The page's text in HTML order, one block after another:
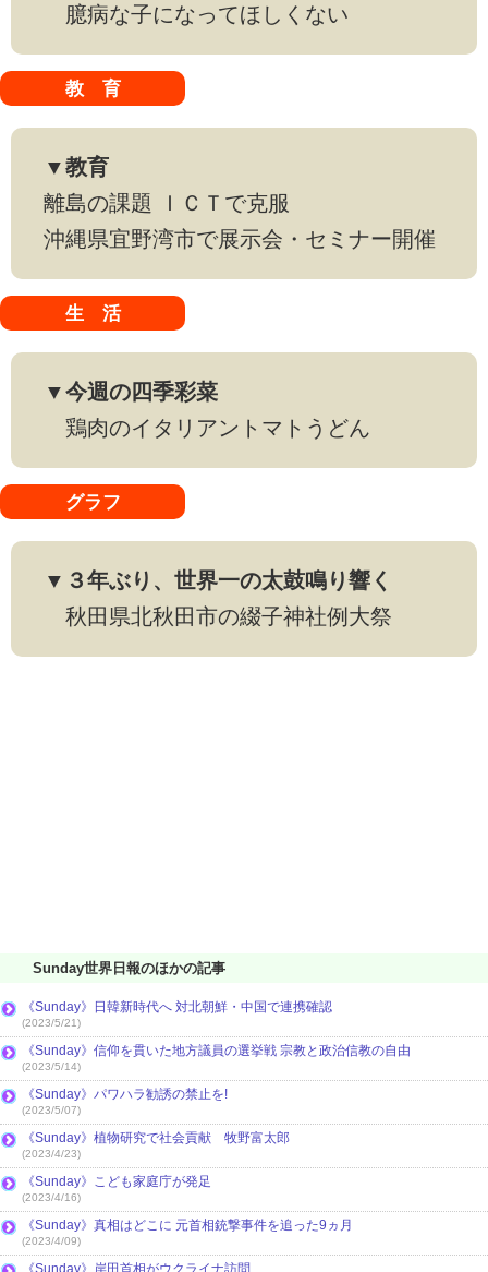
臆病な子になってほしくない
教 育
▼教育
離島の課題 ＩＣＴで克服
沖縄県宜野湾市で展示会・セミナー開催
生 活
▼今週の四季彩菜
鶏肉のイタリアントマトうどん
グラフ
▼３年ぶり、世界一の太鼓鳴り響く
秋田県北秋田市の綴子神社例大祭
Sunday世界日報のほかの記事
《Sunday》日韓新時代へ 対北朝鮮・中国で連携確認
(2023/5/21)
《Sunday》信仰を貫いた地方議員の選挙戦 宗教と政治信教の自由
(2023/5/14)
《Sunday》パワハラ勧誘の禁止を!
(2023/5/07)
《Sunday》植物研究で社会貢献 牧野富太郎
(2023/4/23)
《Sunday》こども家庭庁が発足
(2023/4/16)
《Sunday》真相はどこに 元首相銃撃事件を追った9ヵ月
(2023/4/09)
《Sunday》岸田首相がウクライナ訪問